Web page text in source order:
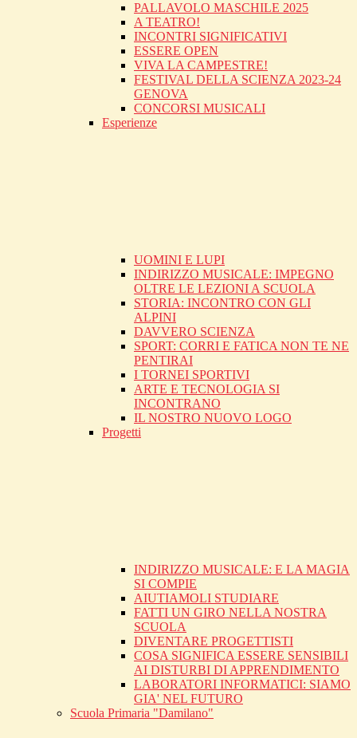
PALLAVOLO MASCHILE 2025
A TEATRO!
INCONTRI SIGNIFICATIVI
ESSERE OPEN
VIVA LA CAMPESTRE!
FESTIVAL DELLA SCIENZA 2023-24
GENOVA
CONCORSI MUSICALI
Esperienze
UOMINI E LUPI
INDIRIZZO MUSICALE: IMPEGNO
OLTRE LE LEZIONI A SCUOLA
STORIA: INCONTRO CON GLI
ALPINI
DAVVERO SCIENZA
SPORT: CORRI E FATICA NON TE NE
PENTIRAI
I TORNEI SPORTIVI
ARTE E TECNOLOGIA SI
INCONTRANO
IL NOSTRO NUOVO LOGO
Progetti
INDIRIZZO MUSICALE: E LA MAGIA
SI COMPIE
AIUTIAMOLI STUDIARE
FATTI UN GIRO NELLA NOSTRA
SCUOLA
DIVENTARE PROGETTISTI
COSA SIGNIFICA ESSERE SENSIBILI
AI DISTURBI DI APPRENDIMENTO
LABORATORI INFORMATICI: SIAMO
GIA' NEL FUTURO
Scuola Primaria "Damilano"